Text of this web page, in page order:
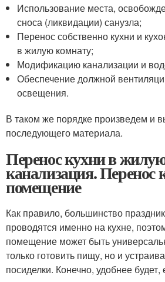
Использование места,
сноса (ликвидации) санузла;
Перенос собственно кухни и
в жилую комнату;
Модификацию канализации и
Обеспечение должной
освещения.
В таком же порядке произведем и
последующего материала.
Перенос кухни в
канализация. Перенос
помещение
Как правило, большинство
проводятся именно на кухне,
помещение может быть
только готовить пищу, но и
посиделки. Конечно, удобнее